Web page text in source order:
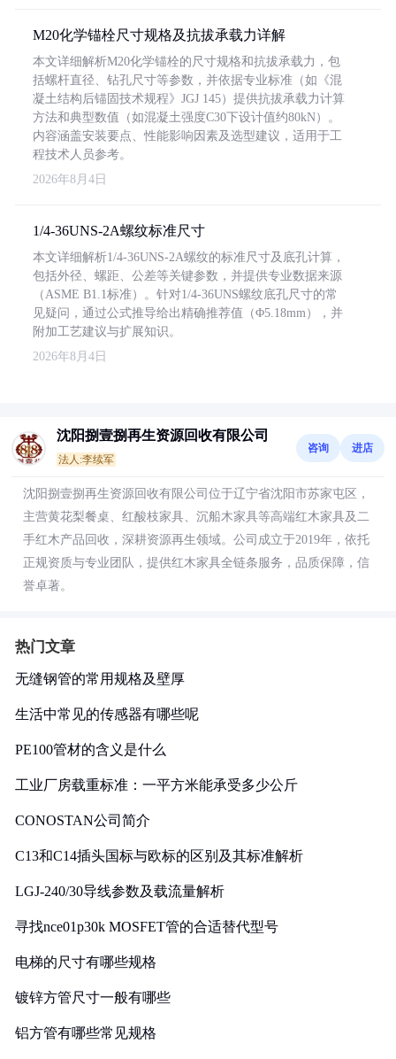
M20化学锚栓尺寸规格及抗拔承载力详解
本文详细解析M20化学锚栓的尺寸规格和抗拔承载力，包
括螺杆直径、钻孔尺寸等参数，并依据专业标准（如《混
凝土结构后锚固技术规程》JGJ 145）提供抗拔承载力计算
方法和典型数值（如混凝土强度C30下设计值约80kN）。
内容涵盖安装要点、性能影响因素及选型建议，适用于工
程技术人员参考。
2026年8月4日
1/4-36UNS-2A螺纹标准尺寸
本文详细解析1/4-36UNS-2A螺纹的标准尺寸及底孔计算，
包括外径、螺距、公差等关键参数，并提供专业数据来源
（ASME B1.1标准）。针对1/4-36UNS螺纹底孔尺寸的常
见疑问，通过公式推导给出精确推荐值（Φ5.18mm），并
附加工艺建议与扩展知识。
2026年8月4日
沈阳捌壹捌再生资源回收有限公司
法人:李续军
咨询 进店
沈阳捌壹捌再生资源回收有限公司位于辽宁省沈阳市苏家屯区，
主营黄花梨餐桌、红酸枝家具、沉船木家具等高端红木家具及二
手红木产品回收，深耕资源再生领域。公司成立于2019年，依托
正规资质与专业团队，提供红木家具全链条服务，品质保障，信
誉卓著。
热门文章
无缝钢管的常用规格及壁厚
生活中常见的传感器有哪些呢
PE100管材的含义是什么
工业厂房载重标准：一平方米能承受多少公斤
CONOSTAN公司简介
C13和C14插头国标与欧标的区别及其标准解析
LGJ-240/30导线参数及载流量解析
寻找nce01p30k MOSFET管的合适替代型号
电梯的尺寸有哪些规格
镀锌方管尺寸一般有哪些
铝方管有哪些常见规格